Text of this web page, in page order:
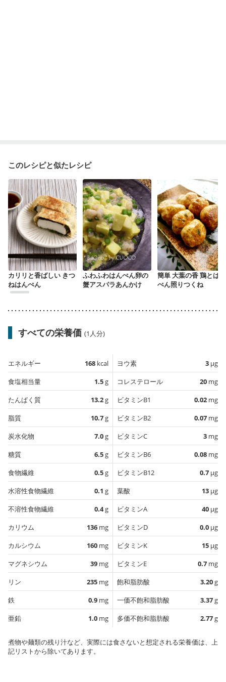
このレシピと似たレシピ
カリリと香ばしい きつ
ねはんぺん
ふわふわはんぺん卵の
蟹アスパラあんかけ
簡単 大葉の香 鶏とはん
ぺん照りつくね
すべての栄養価 (1人分)
エネルギー 168 kcal
食塩相当量
1.5g
たんぱく質
13.2g
脂質
10.7g
炭水化物
7.0g
糖質
6.5g
食物繊維
0.5g
水溶性食物繊維
0.1 g
不溶性食物繊維
0.4g
カリウム
136 mg
カルシウム
160 mg
マグネシウム
39 mg
リン
235 mg
鉄
0.9 mg
亜鉛
1.0 mg
ヨウ素 3 µg
コレステロール
20 mg
ビタミンB1
0.02 mg
ビタミンB2
0.07 mg
ビタミンC
3 mg
ビタミンB6
0.08 mg
ビタミンB12
0.7 µg
葉酸
13 µg
ビタミンA
40 µg
ビタミンD
0.0 µg
ビタミンK
15 µg
ビタミンE
0.7 mg
飽和脂肪酸
3.20g
一価不飽和脂肪酸
3.37g
多価不飽和脂肪酸
2.77g
煮物や麺類の残り汁など、実際には食さないと想定される栄養価は、上
記リストから除いてあります。